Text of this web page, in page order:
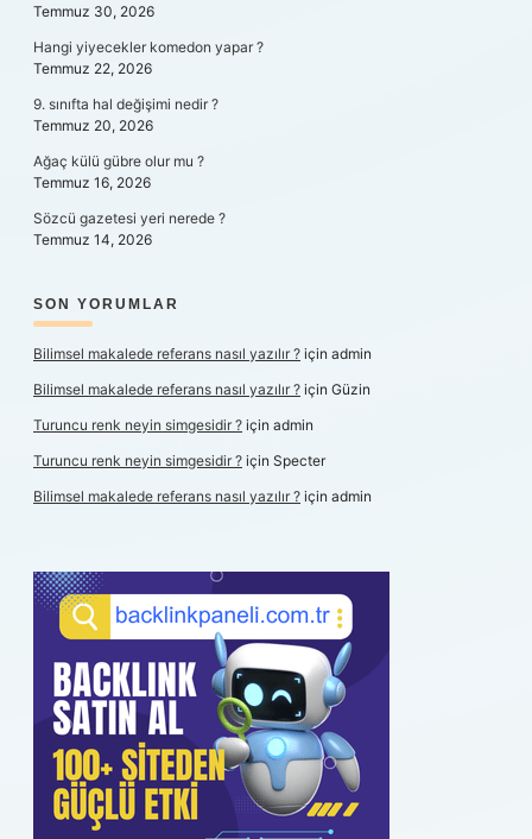
Temmuz 30, 2026
Hangi yiyecekler komedon yapar ?
Temmuz 22, 2026
9. sınıfta hal değişimi nedir ?
Temmuz 20, 2026
Ağaç külü gübre olur mu ?
Temmuz 16, 2026
Sözcü gazetesi yeri nerede ?
Temmuz 14, 2026
SON YORUMLAR
Bilimsel makalede referans nasıl yazılır ? için admin
Bilimsel makalede referans nasıl yazılır ? için Güzin
Turuncu renk neyin simgesidir ? için admin
Turuncu renk neyin simgesidir ? için Specter
Bilimsel makalede referans nasıl yazılır ? için admin